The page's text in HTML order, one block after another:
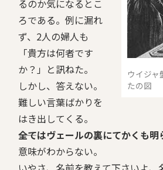
ウイジ
たの図
るのか気になるとこ
ろである。例に漏れ
ず、2人の婦人も
「貴方は何者です
か？」と訊ねた。
しかし、答えない。
難しい言葉ばかりを
はき出してくる。
――全てはヴェールの裏にてかくも明
意味がわからない。